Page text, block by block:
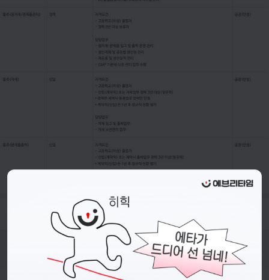
- 접수기간 : 26.06.01.(월) ~ 26.06.14.(일) 까지